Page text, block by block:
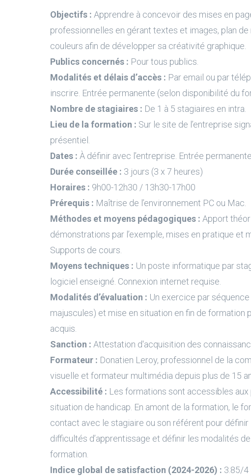
Objectifs : Apprendre à concevoir des mises en
professionnelles en gérant textes et images, plan
couleurs afin de développer sa créativité graphique.
Publics concernés : Pour tous publics.
Modalités et délais d’accès : Par email ou par
inscrire. Entrée permanente (selon disponibilité du
Nombre de stagiaires : De 1 à 5 stagiaires en intra.
Lieu de la formation : Sur le site de l’entreprise
présentiel.
Dates : À définir avec l’entreprise. Entrée permanente.
Durée conseillée : 3 jours (3 x 7 heures)
Horaires : 9h00-12h30 / 13h30-17h00
Prérequis : Maîtrise de l’environnement PC ou Mac.
Méthodes et moyens pédagogiques : Apport
démonstrations par l’exemple, mises en pratique et
Supports de cours.
Moyens techniques : Un poste informatique par
logiciel enseigné. Connexion internet requise.
Modalités d’évaluation : Un exercice par
majuscules) et mise en situation en fin de formation
acquis.
Sanction : Attestation d'acquisition des
Formateur : Donatien Leroy, professionnel de la
visuelle et formateur multimédia depuis plus de 15
Accessibilité : Les formations sont accessibles aux
situation de handicap. En amont de la formation, le
contact avec le stagiaire ou son référent pour définir
difficultés d’apprentissage et définir les modalités de
formation.
Indice global de satisfaction (2024-2026) : 3.85/4